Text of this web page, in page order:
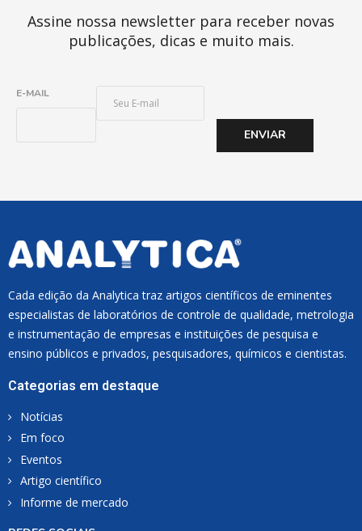
Assine nossa newsletter para receber novas
publicações, dicas e muito mais.
E-MAIL
ENVIAR
Cada edição da Analytica traz artigos científicos de eminentes
especialistas de laboratórios de controle de qualidade, metrologia
e instrumentação de empresas e instituições de pesquisa e
ensino públicos e privados, pesquisadores, químicos e cientistas.
Categorias em destaque
Notícias
Em foco
Eventos
Artigo científico
Informe de mercado